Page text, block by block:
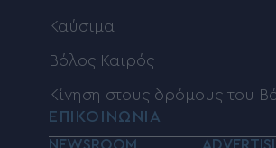
Καύσιμα
Βόλος Καιρός
Κίνηση στους δρόμους του
ΕΠΙΚΟΙΝΩΝΙΑ